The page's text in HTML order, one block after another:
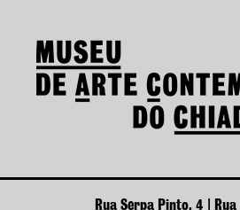
Rua Serpa Pinto, 4 |